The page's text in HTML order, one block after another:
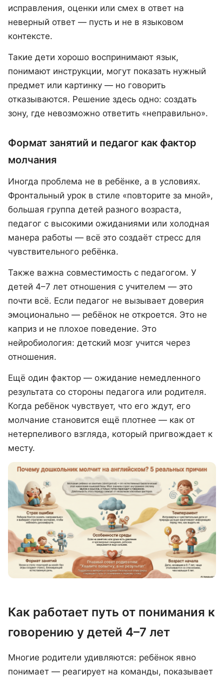
исправления, оценки или смех в ответ на
неверный ответ — пусть и не в языковом
контексте.
Такие дети хорошо воспринимают язык,
понимают инструкции, могут показать нужный
предмет или картинку — но говорить
отказываются. Решение здесь одно: создать
зону, где невозможно ответить «неправильно».
Формат занятий и педагог как фактор
молчания
Иногда проблема не в ребёнке, а в условиях.
Фронтальный урок в стиле «повторите за мной»,
большая группа детей разного возраста,
педагог с высокими ожиданиями или холодная
манера работы — всё это создаёт стресс для
чувствительного ребёнка.
Также важна совместимость с педагогом. У
детей 4–7 лет отношения с учителем — это
почти всё. Если педагог не вызывает доверия
эмоционально — ребёнок не откроется. Это не
каприз и не плохое поведение. Это
нейробиология: детский мозг учится через
отношения.
Ещё один фактор — ожидание немедленного
результата со стороны педагога или родителя.
Когда ребёнок чувствует, что его ждут, его
молчание становится ещё плотнее — как от
нетерпеливого взгляда, который пригвождает к
месту.
Как работает путь от понимания к
говорению у детей 4–7 лет
Многие родители удивляются: ребёнок явно
понимает — реагирует на команды, показывает